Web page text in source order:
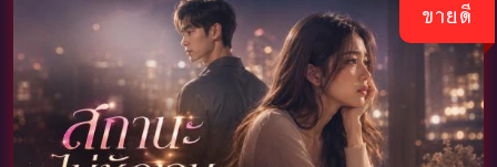
ขายดี